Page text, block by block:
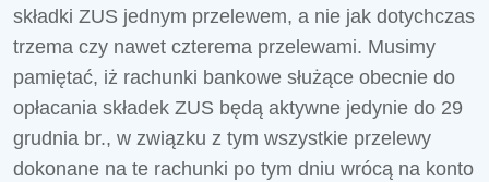
składki ZUS jednym przelewem, a nie jak dotychczas
trzema czy nawet czterema przelewami. Musimy
pamiętać, iż rachunki bankowe służące obecnie do
opłacania składek ZUS będą aktywne jedynie do 29
grudnia br., w związku z tym wszystkie przelewy
dokonane na te rachunki po tym dniu wrócą na konto